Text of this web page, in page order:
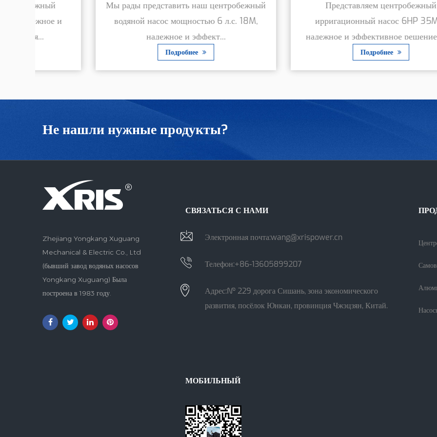
Мы рады представить наш центробежный
водяной насос мощностью 6 л.с. 18M,
надежное и эффект...
Представляем центробежный
ирригационный насос 6HP 35M —
надежное и эффективное решение, пр...
Не нашли нужные продукты?
Zhejiang Yongkang Xuguang
Mechanical & Electric Co., Ltd
(бывший завод водяных насосов
Yongkang Xuguang) Была
построена в 1983 году.
СВЯЗАТЬСЯ С НАМИ
Электронная почта:wang@xrispower.cn
Телефон:+86-13605899207
Адрес:№ 229 дорога Сишань, зона экономического
развития, посёлок Юнкан, провинция Чжэцзян, Китай.
МОБИЛЬНЫЙ